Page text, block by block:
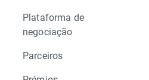
Plataforma de
negociação
Parceiros